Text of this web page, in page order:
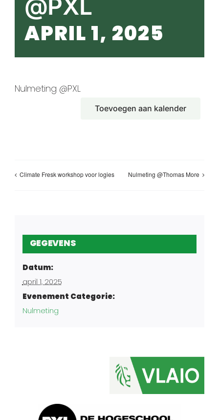
@PXL
APRIL 1, 2025
Nulmeting @PXL
Toevoegen aan kalender
Climate Fresk workshop voor logies Nulmeting @Thomas More
GEGEVENS
Datum:
april 1, 2025
Evenement Categorie:
Nulmeting